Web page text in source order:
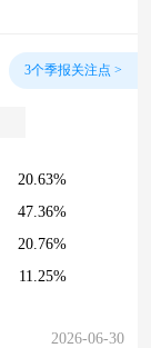
3个季报关注点 >
20.63%
47.36%
20.76%
11.25%
2026-06-30